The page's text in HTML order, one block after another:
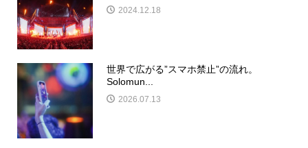
2024.12.18
世界で広がる”スマホ禁止”の流れ。
Solomun...
2026.07.13